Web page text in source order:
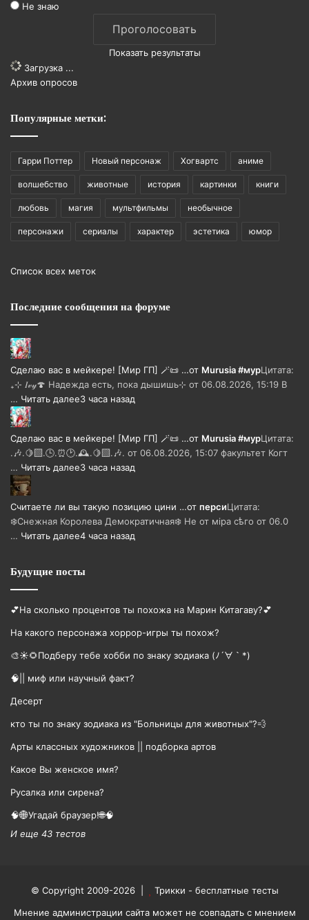
Не знаю
Показать результаты
Загрузка ...
Архив опросов
Популярные метки:
Гарри Поттер Новый персонаж Хогвартс аниме
волшебство животные история картинки книги
любовь магия мультфильмы необычное
персонажи сериалы характер эстетика юмор
Список всех меток
Последние сообщения на форуме
Сделаю вас в мейкере! [Мир ГП] 🪄📜 …от Murusia #мурЦитата:
₊⊹ 𝐼𝓋𝓎🍄 Надежда есть, пока дышишь⊹ от 06.08.2026, 15:19 В
… Читать далее3 часа назад
Сделаю вас в мейкере! [Мир ГП] 🪄📜 …от Murusia #мурЦитата:
.🎶.🍋‍🟩.🕒.⏰🕑.🕰️.🍋‍🟩.🎶. от 06.08.2026, 15:07 факультет Когт
… Читать далее3 часа назад
Считаете ли вы такую позицию цини …от персиЦитата:
❄️Снежная Королева Демократичная❄️ Не от мiра сѣго от 06.0
… Читать далее4 часа назад
Будущие посты
💕На сколько процентов ты похожа на Марин Китагаву?💕
На какого персонажа хоррор-игры ты похож?
🎨☀🌻Подберу тебе хобби по знаку зодиака (ﾉ´∀｀*)
🧠|| миф или научный факт?
Десерт
кто ты по знаку зодиака из "Больницы для животных"?💨
Арты классных художников || подборка артов
Какое Вы женское имя?
Русалка или сирена?
🧠🌐Угадай браузер!🌐🧠
И еще 43 тестов
© Copyright 2009-2026 |
Трикки - бесплатные тесты
Мнение администрации сайта может не совпадать с мнением